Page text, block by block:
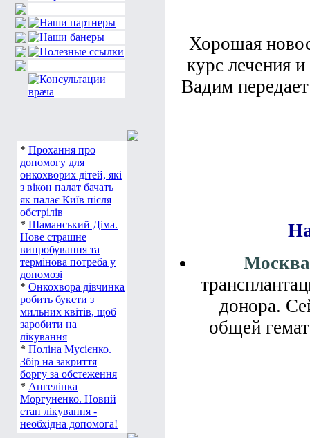
* Прохання про
допомогу для
онкохворих дітей, які
з вікон палат бачать
як палає Київ після
обстрілів
* Шаманський Діма.
Нове страшне
випробування та
термінова потреба у
допомозі
* Онкохвора дівчинка
робить букети з
мильних квітів, щоб
заробити на
лікування
* Поліна Мусієнко.
Збір на закриття
боргу за обстеження
* Ангелінка
Моргуненко. Новий
етап лікування -
необхідна допомога!
Хорошая
курс лечения
Вадим
донора.
общей